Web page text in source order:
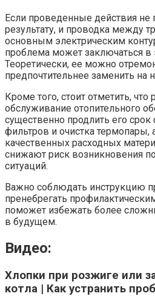
Если проведенные действия
результату, и проводка между
основным электрическим
проблема может заключаться в
Теоретически, ее можно
предпочтительнее заменить на
Кроме того, стоит отметить, что
обслуживание отопительного
существенно продлить его
фильтров и очистка термопары,
качественных расходных
снижают риск возникновения
ситуаций.
Важно соблюдать инструкцию
пренебрегать
поможет избежать более
в будущем.
Видео:
Хлопки при розжиге или
котла | Как устранить